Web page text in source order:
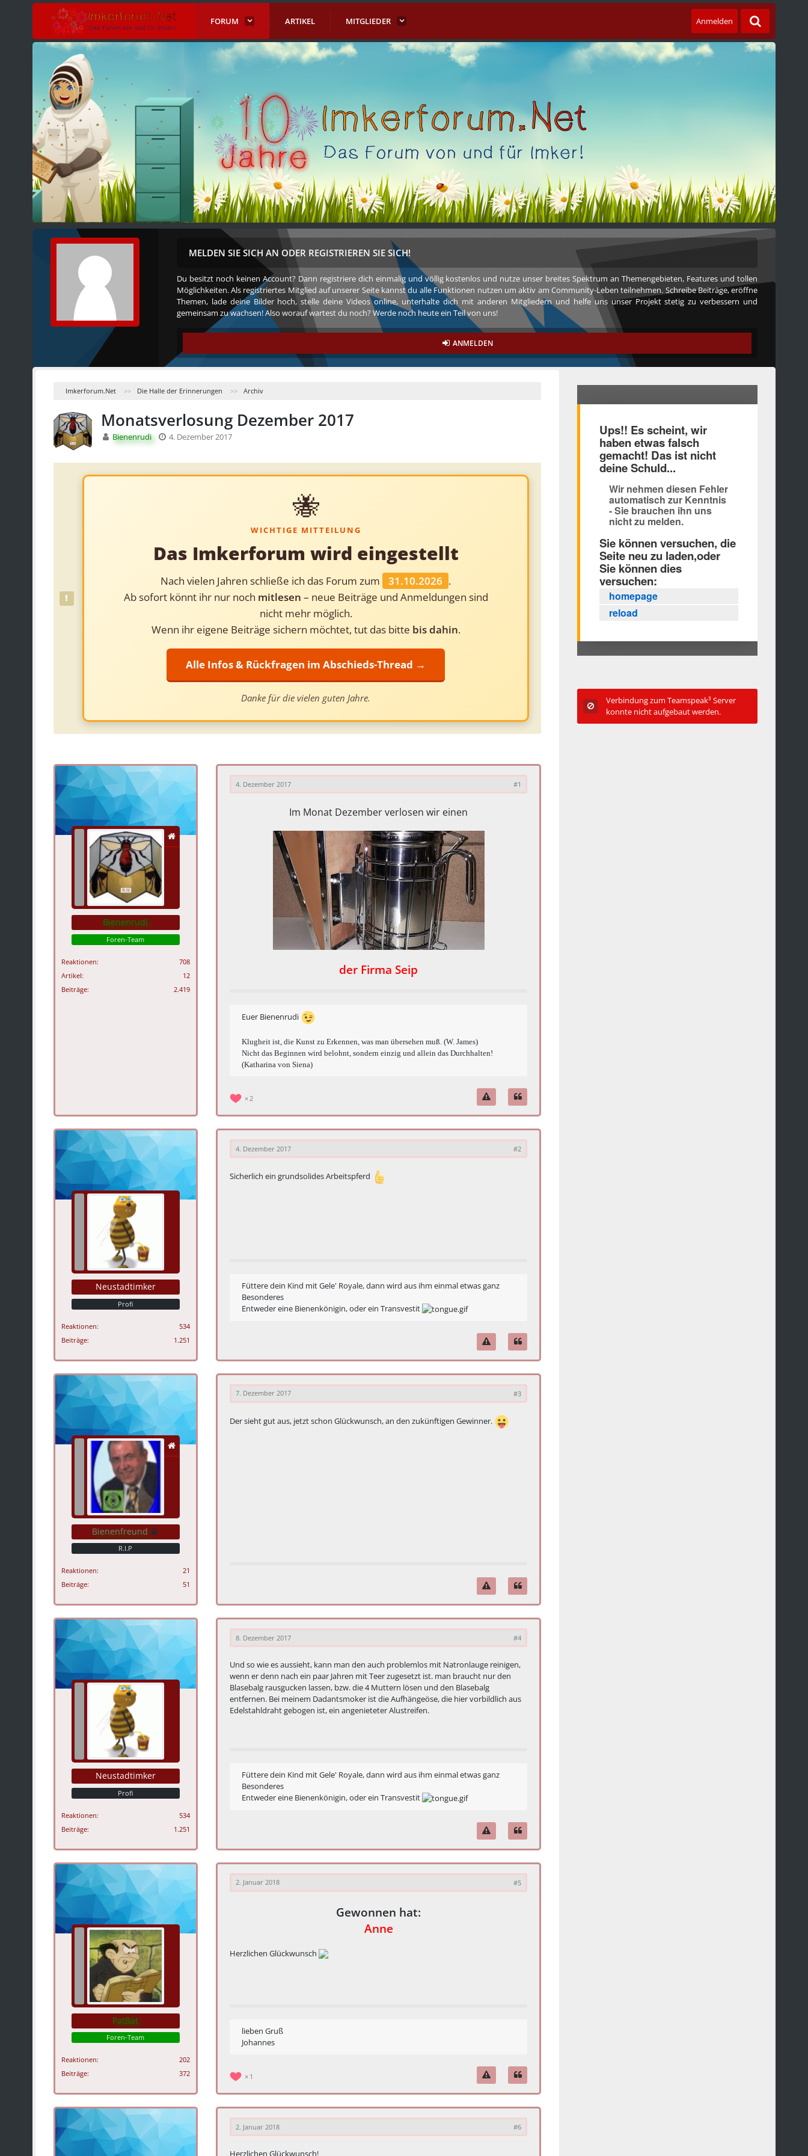
FORUM ARTIKEL MITGLIEDER Anmelden
MELDEN SIE SICH AN ODER REGISTRIEREN SIE SICH!
Du besitzt noch keinen Account? Dann registriere dich einmalig und völlig kostenlos und nutze unser breites Spektrum an Themengebieten, Features und tollen
Möglichkeiten. Als registriertes Mitglied auf unserer Seite kannst du alle Funktionen nutzen um aktiv am Community-Leben teilnehmen. Schreibe Beiträge, eröffne
Themen, lade deine Bilder hoch, stelle deine Videos online, unterhalte dich mit anderen Mitgliedern und helfe uns unser Projekt stetig zu verbessern und
gemeinsam zu wachsen! Also worauf wartest du noch? Werde noch heute ein Teil von uns!
ANMELDEN
Imkerforum.Net Die Halle der Erinnerungen Archiv
Monatsverlosung Dezember 2017
Bienenrudi 4. Dezember 2017
🐝
WICHTIGE MITTEILUNG
Das Imkerforum wird eingestellt
Nach vielen Jahren schließe ich das Forum zum 31.10.2026 .
Ab sofort könnt ihr nur noch mitlesen – neue Beiträge und Anmeldungen sind
nicht mehr möglich.
Wenn ihr eigene Beiträge sichern möchtet, tut das bitte bis dahin.
Alle Infos & Rückfragen im Abschieds-Thread →
Danke für die vielen guten Jahre.
Bienenrudi
Foren-Team
Reaktionen
708
Artikel
12
Beiträge
2.419
4. Dezember 2017 #1
Im Monat Dezember verlosen wir einen
der Firma Seip
Euer Bienenrudi
Klugheit ist, die Kunst zu Erkennen, was man übersehen muß. (W. James)
Nicht das Beginnen wird belohnt, sondern einzig und allein das Durchhalten!
(Katharina von Siena)
2
Neustadtimker
Profi
Reaktionen
534
Beiträge
1.251
4. Dezember 2017 #2
Sicherlich ein grundsolides Arbeitspferd
Füttere dein Kind mit Gele' Royale, dann wird aus ihm einmal etwas ganz
Besonderes
Entweder eine Bienenkönigin, oder ein Transvestit
Bienenfreund
R.I.P
Reaktionen
21
Beiträge
51
7. Dezember 2017 #3
Der sieht gut aus, jetzt schon Glückwunsch, an den zukünftigen Gewinner.
Neustadtimker
Profi
Reaktionen
534
Beiträge
1.251
8. Dezember 2017 #4
Und so wie es aussieht, kann man den auch problemlos mit Natronlauge reinigen,
wenn er denn nach ein paar Jahren mit Teer zugesetzt ist. man braucht nur den
Blasebalg rausgucken lassen, bzw. die 4 Muttern lösen und den Blasebalg
entfernen. Bei meinem Dadantsmoker ist die Aufhängeöse, die hier vorbildlich aus
Edelstahldraht gebogen ist, ein angenieteter Alustreifen.
Füttere dein Kind mit Gele' Royale, dann wird aus ihm einmal etwas ganz
Besonderes
Entweder eine Bienenkönigin, oder ein Transvestit
PatBat
Foren-Team
Reaktionen
202
Beiträge
372
2. Januar 2018 #5
Gewonnen hat:
Anne
Herzlichen Glückwunsch
lieben Gruß
Johannes
1
2. Januar 2018 #6
Herzlichen Glückwunsch!
Verbindung zum Teamspeak³ Server
konnte nicht aufgebaut werden.